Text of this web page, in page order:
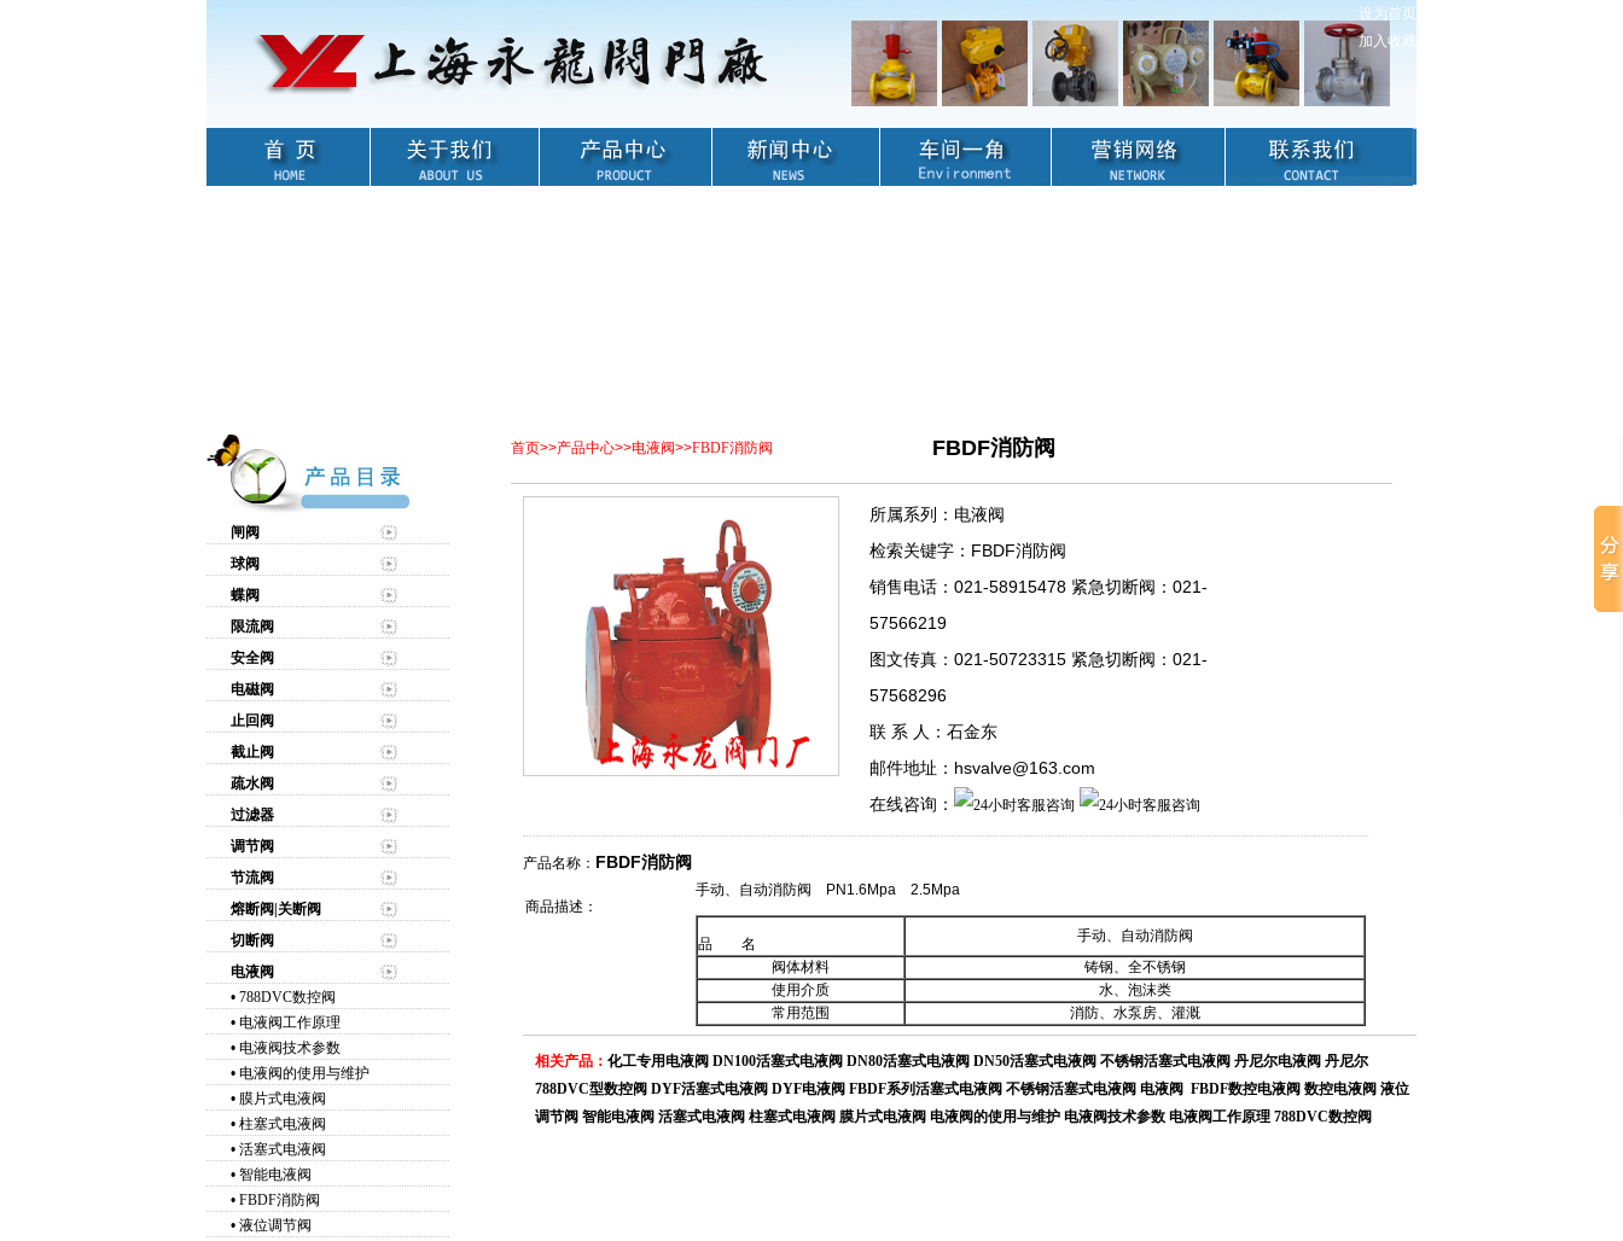
设为首页
加入收藏
闸阀
球阀
蝶阀
限流阀
安全阀
电磁阀
止回阀
截止阀
疏水阀
过滤器
调节阀
节流阀
熔断阀|关断阀
切断阀
电液阀
• 788DVC数控阀
• 电液阀工作原理
• 电液阀技术参数
• 电液阀的使用与维护
• 膜片式电液阀
• 柱塞式电液阀
• 活塞式电液阀
• 智能电液阀
• FBDF消防阀
• 液位调节阀
首页>>产品中心>>电液阀>>FBDF消防阀 FBDF消防阀
所属系列：电液阀
检索关键字：FBDF消防阀
销售电话：021-58915478 紧急切断阀：021-
57566219
图文传真：021-50723315 紧急切断阀：021-
57568296
联 系 人：石金东
邮件地址：hsvalve@163.com
在线咨询：
产品名称： FBDF消防阀
商品描述：
手动、自动消防阀 PN1.6Mpa 2.5Mpa
品 名
手动、自动消防阀
阀体材料
铸钢、全不锈钢
使用介质
水、泡沫类
常用范围
消防、水泵房、灌溉
相关产品： 化工专用电液阀 DN100活塞式电液阀 DN80活塞式电液阀 DN50活塞式电液阀 不锈钢活塞式电液阀 丹尼尔电液阀 丹尼尔
788DVC型数控阀 DYF活塞式电液阀 DYF电液阀 FBDF系列活塞式电液阀 不锈钢活塞式电液阀 电液阀 FBDF数控电液阀 数控电液阀 液位
调节阀 智能电液阀 活塞式电液阀 柱塞式电液阀 膜片式电液阀 电液阀的使用与维护 电液阀技术参数 电液阀工作原理 788DVC数控阀